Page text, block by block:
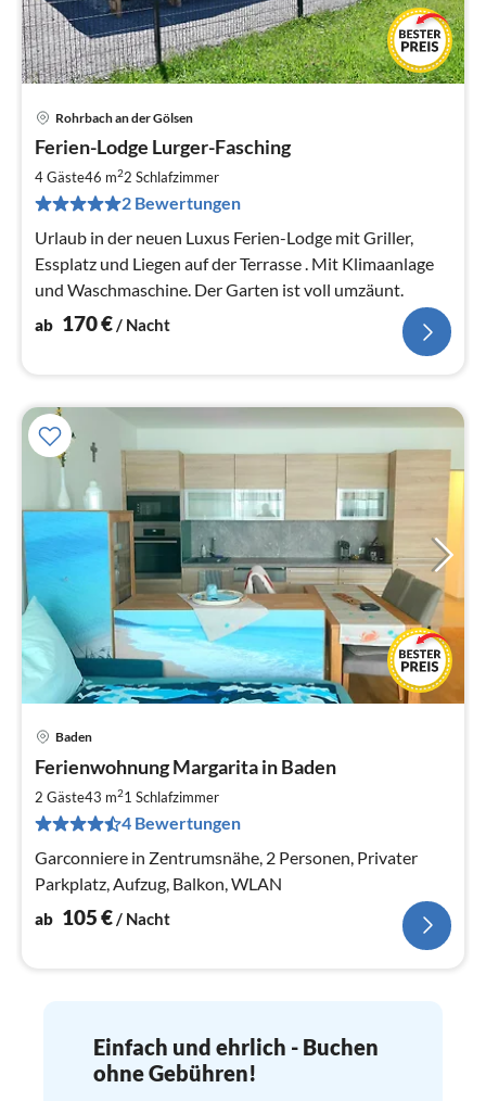
Rohrbach an der Gölsen
Ferien-Lodge Lurger-Fasching
4 Gäste46 m22 Schlafzimmer
2 Bewertungen
Urlaub in der neuen Luxus Ferien-Lodge mit Griller,
Essplatz und Liegen auf der Terrasse . Mit Klimaanlage
und Waschmaschine. Der Garten ist voll umzäunt.
ab 170€/ Nacht
Baden
Ferienwohnung Margarita in Baden
2 Gäste43 m21 Schlafzimmer
4 Bewertungen
Garconniere in Zentrumsnähe, 2 Personen, Privater
Parkplatz, Aufzug, Balkon, WLAN
ab 105€/ Nacht
Einfach und ehrlich - Buchen
ohne Gebühren!